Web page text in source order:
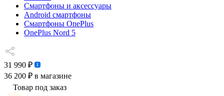
Смартфоны и аксессуары
Android cмартфоны
Смартфоны OnePlus
OnePlus Nord 5
31 990 ₽
36 200 ₽ в магазине
Товар под заказ